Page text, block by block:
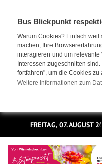
Bus Blickpunkt
Warum Cookies? Einfach weil
machen, Ihre
interagieren und um relevante
Interessen zugeschnitten
fortfahren", um die Cookies zu
Weitere Informationen zum
FREITAG, 07. AUGUST